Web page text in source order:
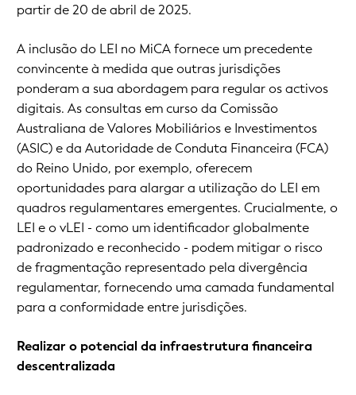
partir de 20 de abril de 2025.
A inclusão do LEI no MiCA fornece um precedente
convincente à medida que outras jurisdições
ponderam a sua abordagem para regular os activos
digitais. As consultas em curso da Comissão
Australiana de Valores Mobiliários e Investimentos
(ASIC) e da Autoridade de Conduta Financeira (FCA)
do Reino Unido, por exemplo, oferecem
oportunidades para alargar a utilização do LEI em
quadros regulamentares emergentes. Crucialmente, o
LEI e o vLEI - como um identificador globalmente
padronizado e reconhecido - podem mitigar o risco
de fragmentação representado pela divergência
regulamentar, fornecendo uma camada fundamental
para a conformidade entre jurisdições.
Realizar o potencial da infraestrutura financeira
descentralizada